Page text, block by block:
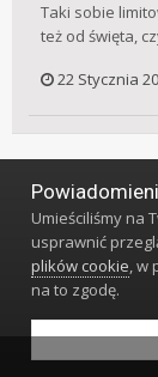
Taki sobie
też od święta,
22 Stycznia
Język
Umieściliśmy na
usprawnić
plików cookie, w
na to zgodę.